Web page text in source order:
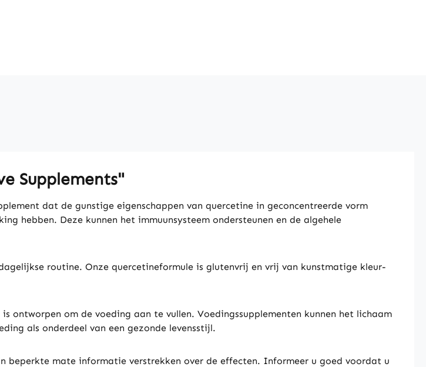
Supplements"
dat de gunstige eigenschappen van quercetine in geconcentreerde vorm
hebben. Deze kunnen het immuunsysteem ondersteunen en de algehele
routine. Onze quercetineformule is glutenvrij en vrij van kunstmatige kleur-
ontworpen om de voeding aan te vullen. Voedingssupplementen kunnen het lichaam
als onderdeel van een gezonde levensstijl.
beperkte mate informatie verstrekken over de effecten. Informeer u goed voordat u